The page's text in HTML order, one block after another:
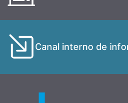
Canal interno de